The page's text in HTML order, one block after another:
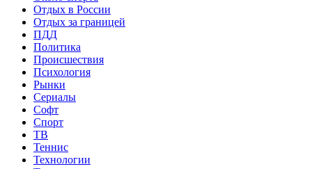
Отдых в России
Отдых за границей
ПДД
Политика
Происшествия
Психология
Рынки
Сериалы
Софт
Спорт
ТВ
Теннис
Технологии